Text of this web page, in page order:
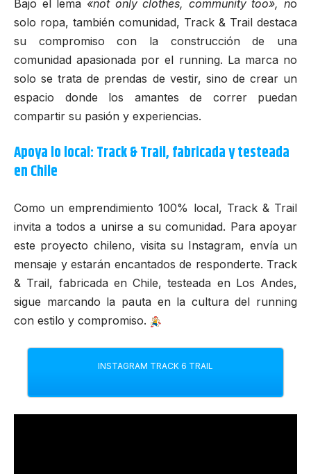
Bajo el lema «not only clothes, community too», no
solo ropa, también comunidad, Track & Trail destaca
su compromiso con la construcción de una
comunidad apasionada por el running. La marca no
solo se trata de prendas de vestir, sino de crear un
espacio donde los amantes de correr puedan
compartir su pasión y experiencias.
Apoya lo local: Track & Trail, fabricada y testeada
en Chile
Como un emprendimiento 100% local, Track & Trail
invita a todos a unirse a su comunidad. Para apoyar
este proyecto chileno, visita su Instagram, envía un
mensaje y estarán encantados de responderte. Track
& Trail, fabricada en Chile, testeada en Los Andes,
sigue marcando la pauta en la cultura del running
con estilo y compromiso.
INSTAGRAM TRACK 6 TRAIL